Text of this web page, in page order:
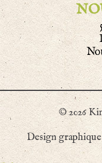
© 2026
Design